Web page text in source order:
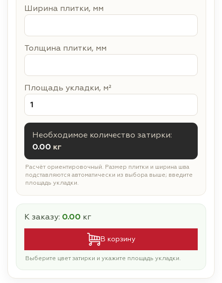
Ширина плитки, мм
Толщина плитки, мм
Площадь укладки, м²
Необходимое количество затирки:
0.00 кг
Расчёт ориентировочный. Размер плитки и ширина шва
подставляются автоматически из выбора выше; введите
площадь укладки.
К заказу: 0.00 кг
В корзину
Выберите цвет затирки и укажите площадь укладки.